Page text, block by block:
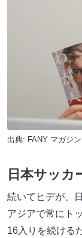
出典: FANY マガジン
日本サッカ
続いてヒデが、
アジアで常にト
16入りを続ける